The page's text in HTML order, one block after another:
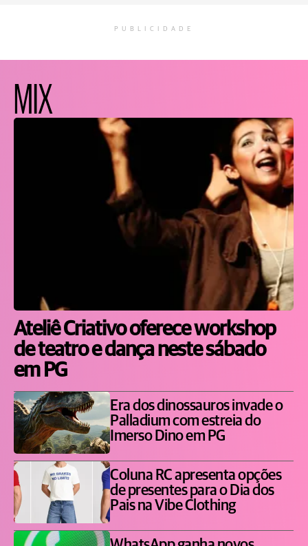
PUBLICIDADE
MIX
Ateliê Criativo oferece workshop
de teatro e dança neste sábado
em PG
Era dos dinossauros invade o
Palladium com estreia do
Imerso Dino em PG
Coluna RC apresenta opções
de presentes para o Dia dos
Pais na Vibe Clothing